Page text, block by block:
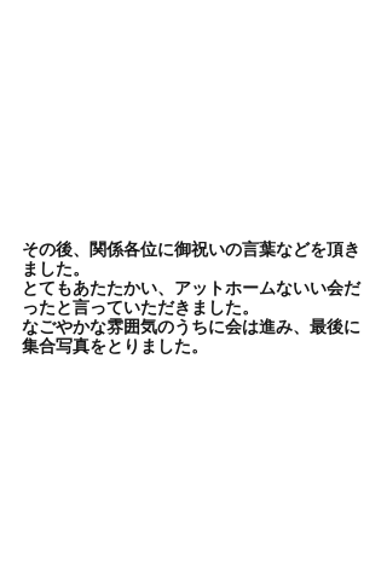
その後、関係各位に御祝いの言葉などを頂き
ました。
とてもあたたかい、アットホームないい会だ
ったと言っていただきました。
なごやかな雰囲気のうちに会は進み、最後に
集合写真をとりました。